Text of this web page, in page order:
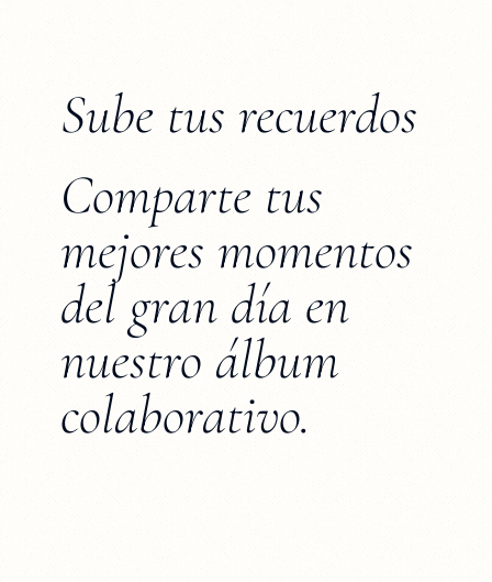
Sube tus recuerdos
Comparte tus
mejores momentos
del gran día en
nuestro álbum
colaborativo.